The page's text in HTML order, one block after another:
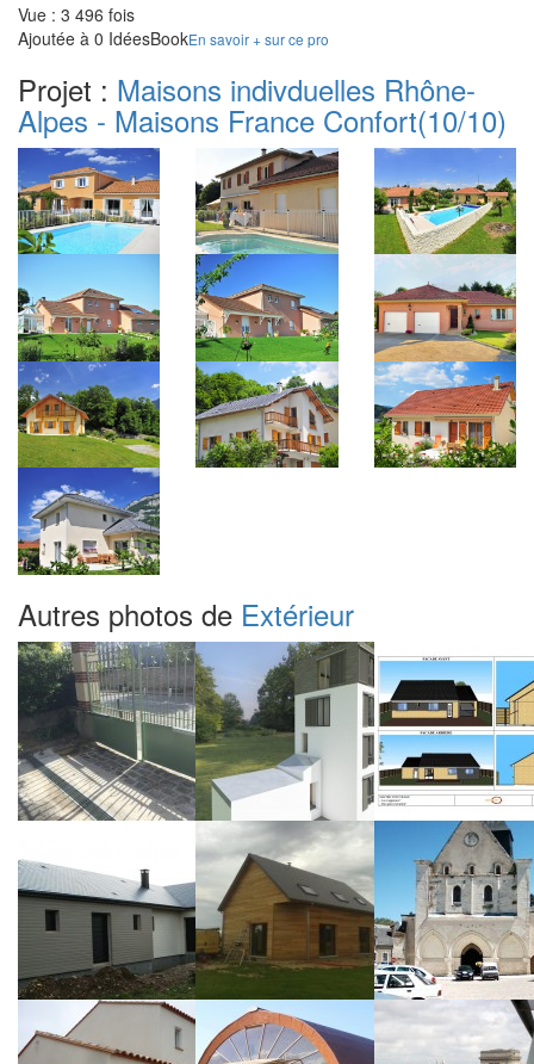
Vue : 3 496 fois
Ajoutée à 0 IdéesBookEn savoir + sur ce pro
Projet : Maisons indivduelles Rhône-
Alpes - Maisons France Confort(10/10)
Autres photos de Extérieur